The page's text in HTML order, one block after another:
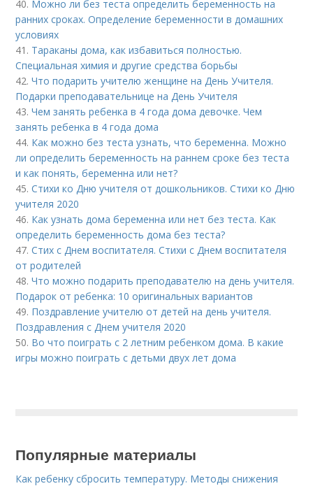
40. Можно ли без теста определить беременность на
ранних сроках. Определение беременности в домашних
условиях
41. Тараканы дома, как избавиться полностью.
Специальная химия и другие средства борьбы
42.Что подарить учителю женщине на День Учителя.
Подарки преподавательнице на День Учителя
43.Чем занять ребенка в 4 года дома девочке. Чем
занять ребенка в 4 года дома
44. Как можно без теста узнать, что беременна. Можно
ли определить беременность на раннем сроке без теста
и как понять, беременна или нет?
45.Стихи ко Дню учителя от дошкольников. Стихи ко Дню
учителя 2020
46. Как узнать дома беременна или нет без теста. Как
определить беременность дома без теста?
47.Стих с Днем воспитателя. Стихи с Днем воспитателя
от родителей
48.Что можно подарить преподавателю на день учителя.
Подарок от ребенка: 10 оригинальных вариантов
49. Поздравление учителю от детей на день учителя.
Поздравления с Днем учителя 2020
50. Во что поиграть с 2 летним ребенком дома. В какие
игры можно поиграть с детьми двух лет дома
Популярные материалы
Как ребенку сбросить температуру. Методы снижения